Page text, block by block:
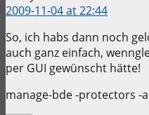
2009-11-04 at 22:44
So, ich habs dann noch
auch ganz einfach,
per GUI gewünscht hätte!
manage-bde -protectors -